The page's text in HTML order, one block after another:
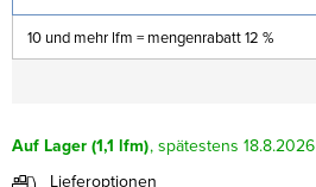
10 und mehr lfm = mengenrabatt 12 %
Auf Lager(1,1 lfm) 18.8.2026
Lieferoptionen